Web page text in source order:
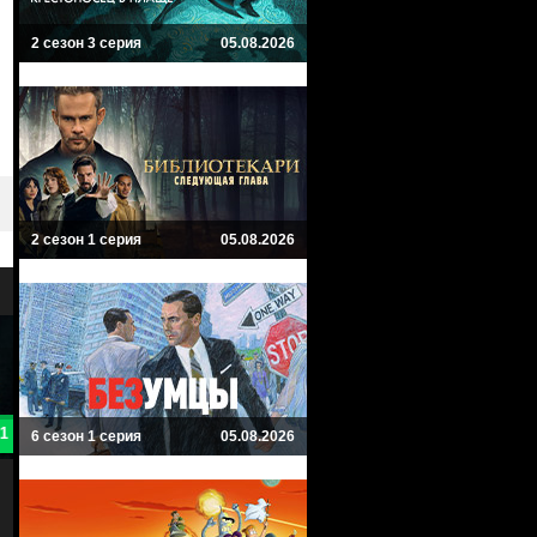
8.4
Серый человек
Триллер, Боевик
Быстрее пули
Bullet Train
Боевик, Триллер, Комедия
2 сезон 3 серия 05.08.2026
2 сезон 1 серия 05.08.2026
6 сезон 1 серия 05.08.2026